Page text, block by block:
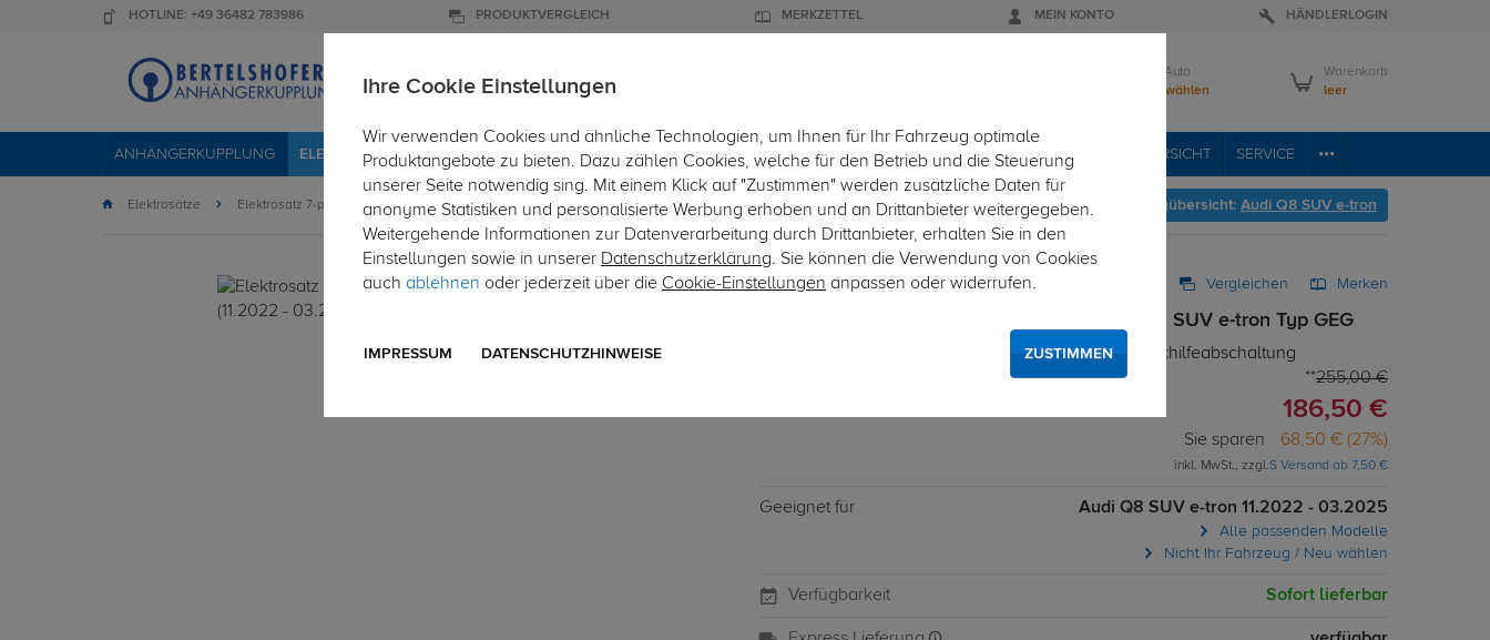
HOTLINE: +49 36482 783986 PRODUKTVERGLEICH MERKZETTEL MEIN KONTO HÄNDLERLOGIN
Mein Auto
Bitte wählen
Warenkorb
leer
ANHÄNGERKUPPLUNG ELEKTROSÄTZE DACHTRÄGER DACHBOXEN FAHRRADTRÄGER ZUBEHÖR EINBAUSERVICE FAHRZEUGÜBERSICHT SERVICE
Elektrosätze Elektrosatz 7-polig Hier geht's zur Fahrzeugübersicht: Audi Q8 SUV e-tron
Art.-Nr. 7AU143-13 Vergleichen Merken
ECS Electronics Elektrosatz 7-pol. für Audi Q8 SUV e-tron Typ GEG
7-poliger fahrzeugspezifischer Elektrosatz mit Einparkhilfeabschaltung
255,00 €
186,50 €
Sie sparen 68,50 € (27%)
inkl. MwSt., zzgl.S Versand ab 7,50 €
Geeignet für Audi Q8 SUV e-tron 11.2022 - 03.2025
Alle passenden Modelle
Nicht Ihr Fahrzeug / Neu wählen
Verfügbarkeit Sofort lieferbar
Ihre Cookie Einstellungen
Wir verwenden Cookies und ähnliche Technologien, um Ihnen für Ihr Fahrzeug optimale
Produktangebote zu bieten. Dazu zählen Cookies, welche für den Betrieb und die Steuerung
unserer Seite notwendig sing. Mit einem Klick auf "Zustimmen" werden zusätzliche Daten für
anonyme Statistiken und personalisierte Werbung erhoben und an Drittanbieter weitergegeben.
Weitergehende Informationen zur Datenverarbeitung durch Drittanbieter, erhalten Sie in den
Einstellungen sowie in unserer Datenschutzerklärung. Sie können die Verwendung von Cookies
auch ablehnen oder jederzeit über die Cookie-Einstellungen anpassen oder widerrufen.
IMPRESSUM DATENSCHUTZHINWEISE ZUSTIMMEN